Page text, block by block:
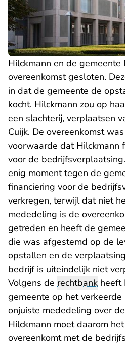
Hilckmann en de
overeenkomst gesloten.
in dat de gemeente de
kocht. Hilckmann zou op
een slachterij, verplaatsen
Cuijk. De overeenkomst
voorwaarde dat Hilckmann
voor de
enig moment tegen de
financiering voor de
verkregen, terwijl dat niet
mededeling is de
getreden en heeft de
die was afgestemd op de
opstallen en de
bedrijf is uiteindelijk niet
Volgens de rechtbank heeft
gemeente op het
onjuiste mededeling over
Hilckmann moet daarom
overeenkomt met de